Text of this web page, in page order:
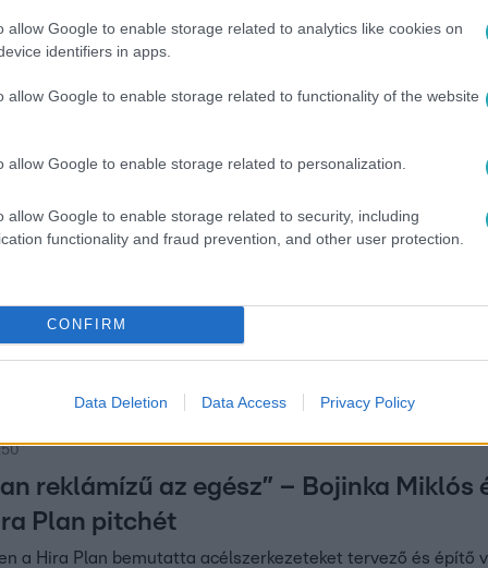
allow Google to enable storage related to analytics like cookies on
identifiers in apps.
allow Google to enable storage related to functionality of the website
allow Google to enable storage related to personalization.
allow Google to enable storage related to security, including
functionality and fraud prevention, and other user protection.
CONFIRM
Data Deletion Data Access Privacy Policy
hogy még három hónapot
elején új dallal jelentkezik, a bejelentés után pedig
lakásukat, de még mindig nem költözhetnek be. A
reklámízű az egész” – Bojinka Miklós
Plan pitchét
a Hira Plan bemutatta acélszerkezeteket tervező és építő